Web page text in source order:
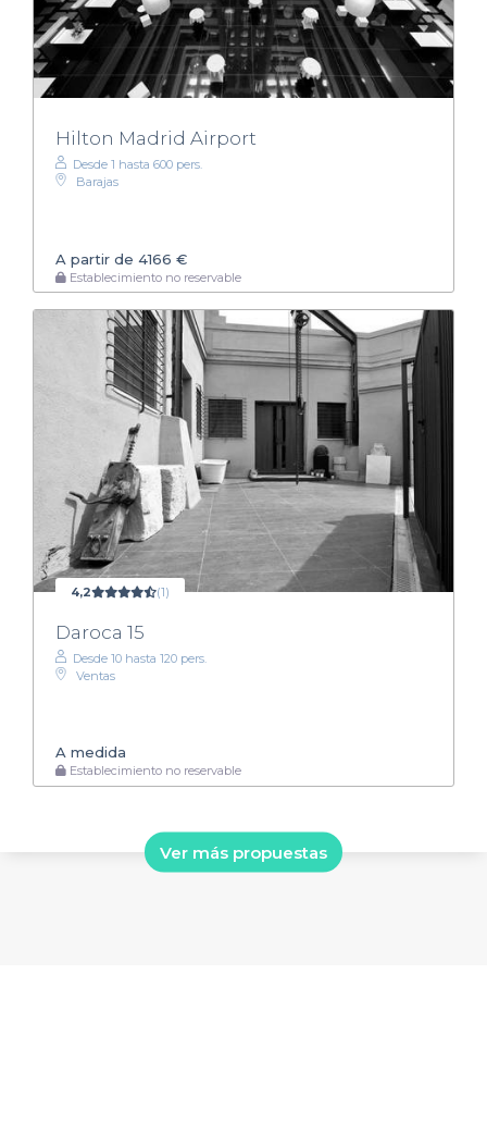
Hilton Madrid Airport
Desde 1 hasta 600 pers.
Barajas
A partir de 4166 €
Establecimiento no reservable
4,2 (1)
Daroca 15
Desde 10 hasta 120 pers.
Ventas
A medida
Establecimiento no reservable
Ver más propuestas